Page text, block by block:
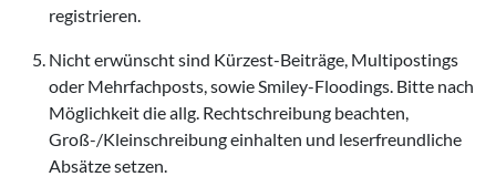
registrieren.
Nicht erwünscht sind Kürzest-Beiträge, Multipostings
oder Mehrfachposts, sowie Smiley-Floodings. Bitte nach
Möglichkeit die allg. Rechtschreibung beachten,
Groß-/Kleinschreibung einhalten und leserfreundliche
Absätze setzen.